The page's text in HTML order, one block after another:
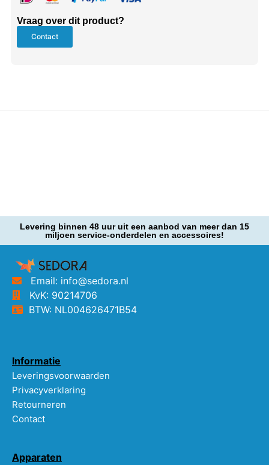
Vraag over dit product?
Contact
Levering binnen 48 uur uit een aanbod van meer dan 15
miljoen service-onderdelen en accessoires!
Email: info@sedora.nl
KvK: 90214706
BTW: NL004626471B54
Informatie
Leveringsvoorwaarden
Privacyverklaring
Retourneren
Contact
Apparaten